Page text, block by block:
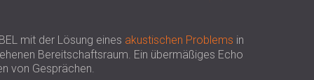
FINLAND | FI
mit der Lösung eines akustischen Problems in
Bereitschaftsraum. Ein übermäßiges Echo
von Gesprächen.